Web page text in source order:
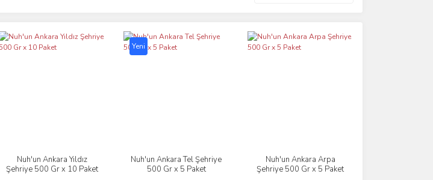
Nuh'un Ankara Yıldız
Şehriye 500 Gr x 10 Paket
İncele
Yeni
Nuh'un Ankara Tel Şehriye
500 Gr x 5 Paket
İncele
Nuh'un Ankara Arpa
Şehriye 500 Gr x 5 Paket
İncele